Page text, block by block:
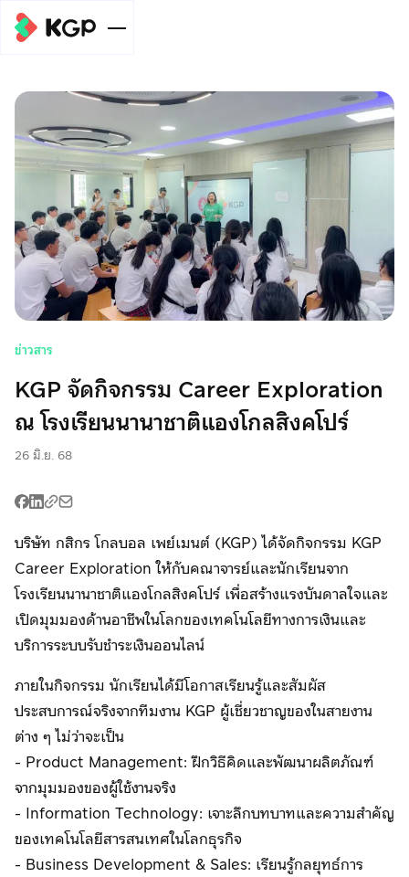
ระดับบุคคล
ลิงก์รับชำระเงิน
Meta Pay
Meta Ads
ระดับ SME
ลิงก์รับชำระเงิน
Meta Pay
เดบิต
บริการหักบัญชี
อัตโนมัติ (ODD)
อี-วอลเลต
พร้อมเพย์ คิวอาร์
P2P Transfer
ผ่อนชำระด้วย
บัตร
หลายปลายทาง
Meta Ads
ระดับองค์กร
ลิงก์รับชำระเงิน
Meta Pay
บริการหักบัญชี
อัตโนมัติ (ODD)
อี-วอลเลต
พร้อมเพย์ คิวอาร์
P2P Transfer
เดบิต
โมบายแบงก์กิ้ง
บัตร
บริการเบิกจ่าย
หลายปลายทาง
บริการ
KGP Online
Payment
Gateway
Meta Pay
บริการหักบัญชี
โมบายแบงก์กิ้ง
บัตรเครดิตและ
เดบิต
พร้อมเพย์ คิวอาร์
ช้อปก่อน จ่าย
ทีหลัง
ผ่อนชำระด้วย
บัตร
P2P Transfer
ลิงก์รับชำระเงิน
สรุปยอดเงิน
และ
โอนไปบัญชี
เกี่ยวข้อง​
บริการเบิกจ่าย
ข่าวสาร/บทความ
ช่วยเหลือ
โปรโมชัน
เกี่ยวกับเรา
ไทย
ข่าวสาร
KGP จัดกิจกรรม Career Exploration
ณ โรงเรียนนานาชาติแองโกลสิงคโปร์
26 มิ.ย. 68
บริษัท กสิกร โกลบอล เพย์เมนต์ (KGP) ได้จัดกิจกรรม KGP
Career Exploration ให้กับคณาจารย์และนักเรียนจาก
โรงเรียนนานาชาติแองโกลสิงคโปร์ เพื่อสร้างแรงบันดาลใจและ
เปิดมุมมองด้านอาชีพในโลกของเทคโนโลยีทางการเงินและ
บริการระบบรับชำระเงินออนไลน์
ภายในกิจกรรม นักเรียนได้มีโอกาสเรียนรู้และสัมผัส
ประสบการณ์จริงจากทีมงาน KGP ผู้เชี่ยวชาญของในสายงาน
ต่าง ๆ ไม่ว่าจะเป็น
- Product Management: ฝึกวิธีคิดและพัฒนาผลิตภัณฑ์
จากมุมมองของผู้ใช้งานจริง
- Information Technology: เจาะลึกบทบาทและความสำคัญ
ของเทคโนโลยีสารสนเทศในโลกธุรกิจ
- Business Development & Sales: เรียนรู้กลยุทธ์การ